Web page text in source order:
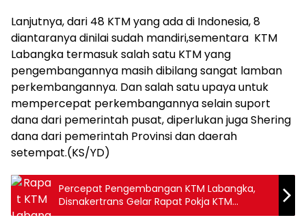
Lanjutnya, dari 48 KTM yang ada di Indonesia, 8
diantaranya dinilai sudah mandiri,sementara KTM
Labangka termasuk salah satu KTM yang
pengembangannya masih dibilang sangat lamban
perkembangannya. Dan salah satu upaya untuk
mempercepat perkembangannya selain suport
dana dari pemerintah pusat, diperlukan juga Shering
dana dari pemerintah Provinsi dan daerah
setempat.(KS/YD)
Percepat Pengembangan KTM Labangka,
Disnakertrans Gelar Rapat Pokja KTM
Labangka